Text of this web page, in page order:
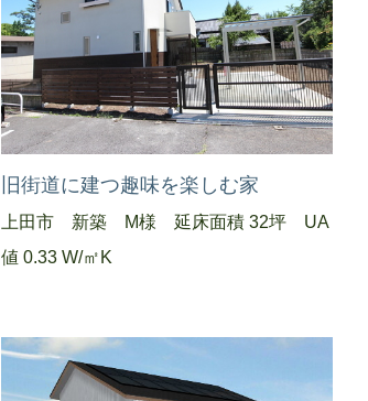
旧街道に建つ趣味を楽しむ家
上田市 新築 M様 延床面積 32坪 UA
値 0.33 W/㎡K